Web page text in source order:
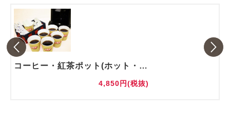
コーヒー・紅茶ポット(ホット・アイス)
4,850円(税抜)